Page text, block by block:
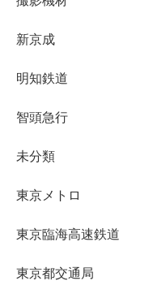
新京成
明知鉄道
智頭急行
未分類
東京メトロ
東京臨海高速鉄道
東京都交通局